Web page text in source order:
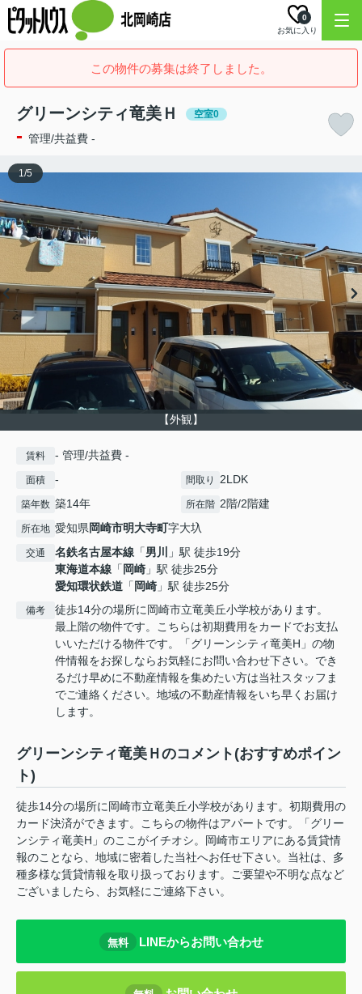
お気に入り
0
この物件の募集は終了しました。
グリーンシティ竜美Ｈ 空室0
- 管理/共益費 -
【外観】
1/5
賃料 - 管理/共益費 -
面積 - 間取り 2LDK
築年数 築14年 所在階 2階/2階建
所在地 愛知県岡崎市明大寺町字大圦
交通 名鉄名古屋本線 「男川
」駅 徒歩19分
東海道本線 「 岡崎 」駅 徒歩25分
愛知環状鉄道 「 岡崎 」駅 徒歩25分
備考
徒歩14分の場所に岡崎市立竜美丘小学校があります。
最上階の物件です。こちらは初期費用をカードでお支払
いいただける物件です。「グリーンシティ竜美H」の物
件情報をお探しならお気軽にお問い合わせ下さい。でき
るだけ早めに不動産情報を集めたい方は当社スタッフま
でご連絡ください。地域の不動産情報をいち早くお届け
します。
グリーンシティ竜美Ｈのコメント(おすすめポイン
ト)
徒歩14分の場所に岡崎市立竜美丘小学校があります。初期費用の
カード決済ができます。こちらの物件はアパートです。「グリー
ンシティ竜美H」のここがイチオシ。岡崎市エリアにある賃貸情
報のことなら、地域に密着した当社へお任せ下さい。当社は、多
種多様な賃貸情報を取り扱っております。ご要望や不明な点など
ございましたら、お気軽にご連絡下さい。
無料 LINEからお問い合わせ